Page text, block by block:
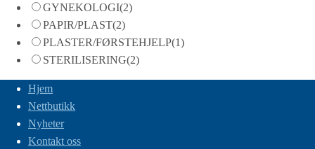
GYNEKOLOGI(2)
PAPIR/PLAST(2)
PLASTER/FØRSTEHJELP(1)
STERILISERING(2)
Hjem
Nettbutikk
Nyheter
Kontakt oss